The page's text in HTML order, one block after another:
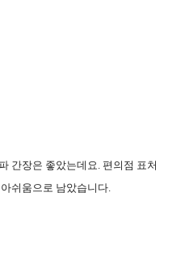
간장은 좋았는데요. 편의점 표처
쉬움으로 남았습니다.